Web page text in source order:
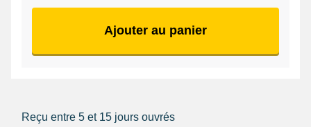
Ajouter au panier
Reçu entre 5 et 15 jours ouvrés